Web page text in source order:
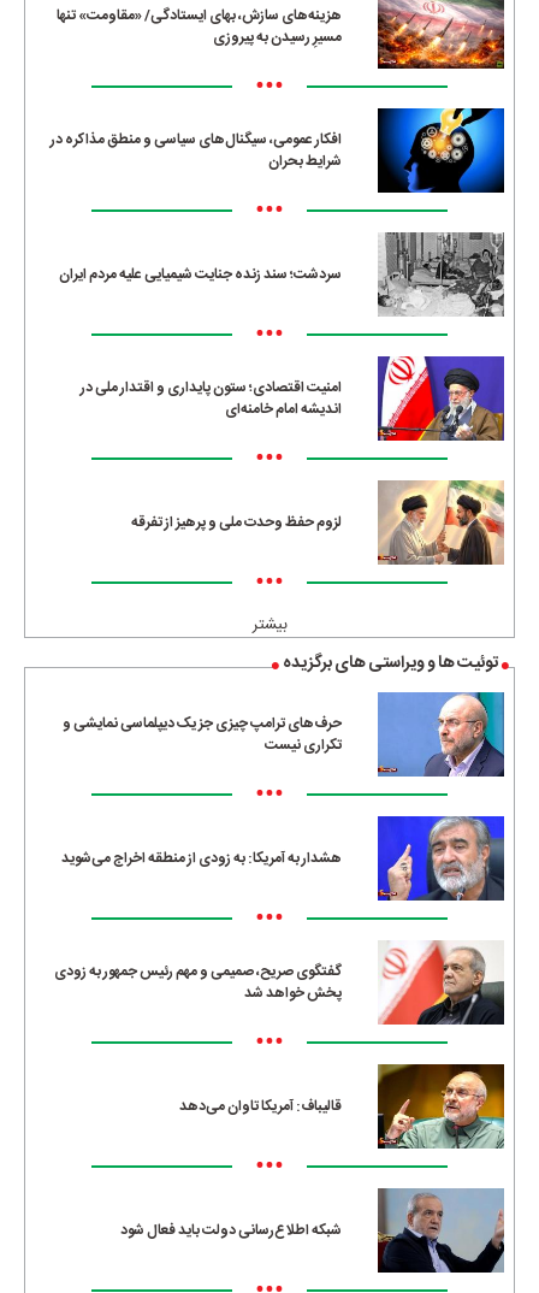
هزینه‌های سازش، بهای ایستادگی/ «مقاومت» تنها
مسیرِ رسیدن به پیروزی
•••
افکار عمومی، سیگنال‌های سیاسی و منطق مذاکره در
شرایط بحران
•••
سردشت؛ سند زنده جنایت شیمیایی علیه مردم ایران
•••
امنیت اقتصادی؛ ستون پایداری و اقتدار ملی در
اندیشه امام خامنه‌ای
•••
لزوم حفظ وحدت ملی و پرهیز از تفرقه
•••
بیشتر
توئیت ها و ویراستی های برگزیده
حرف‌های ترامپ چیزی جز یک دیپلماسی نمایشی و
تکراری نیست
•••
هشدار به آمریکا: به زودی از منطقه اخراج می‌شوید
•••
گفتگوی صریح، صمیمی و مهم رئیس جمهور به زودی
پخش خواهد شد
•••
قالیباف: آمریکا تاوان می‌دهد
•••
شبکه اطلاع‌رسانی دولت باید فعال شود